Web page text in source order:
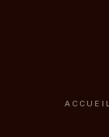
ACCUEIL